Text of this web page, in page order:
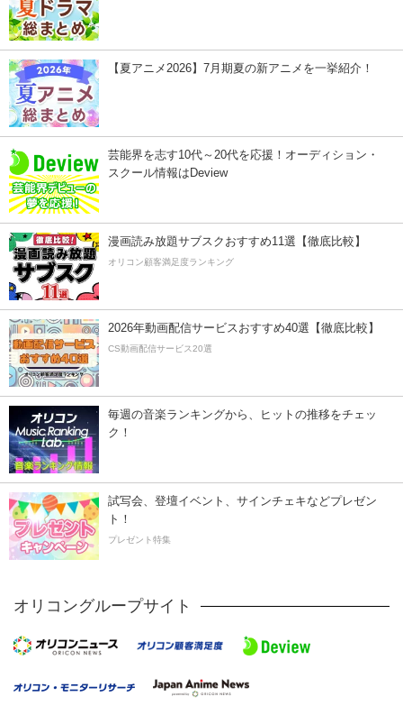
【夏アニメ2026】7月期夏の新アニメを一挙紹介！
芸能界を志す10代～20代を応援！オーディション・
スクール情報はDeview
漫画読み放題サブスクおすすめ11選【徹底比較】
オリコン顧客満足度ランキング
2026年動画配信サービスおすすめ40選【徹底比較】
CS動画配信サービス20選
毎週の音楽ランキングから、ヒットの推移をチェッ
ク！
試写会、登壇イベント、サインチェキなどプレゼン
ト！
プレゼント特集
オリコングループサイト